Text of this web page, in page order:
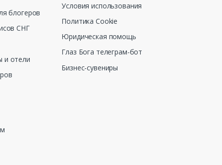
блогеров
СНГ
и отели
Условия использования
Политика Cookie
Юридическая помощь
Глаз Бога телеграм-бот
Бизнес-сувениры